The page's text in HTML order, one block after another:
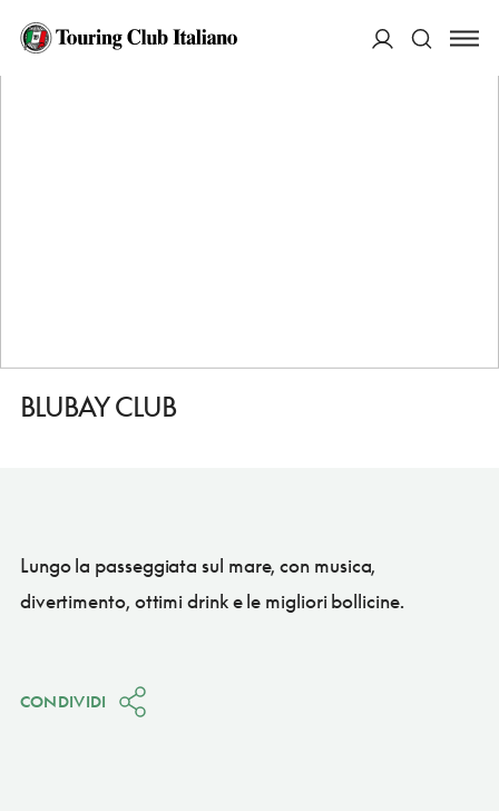
HOME
BLUBAY CLUB
Lungo la passeggiata sul mare, con musica,
divertimento, ottimi drink e le migliori bollicine.
CONDIVIDI